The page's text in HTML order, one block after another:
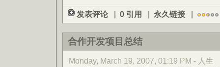
发表评论 | 0 引用 | 永久链接 |
合作开发项目总结
Monday, March 19, 2007, 01:19 PM - 人生